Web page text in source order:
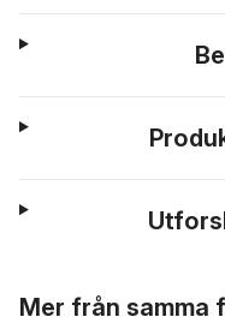
Mer från samma